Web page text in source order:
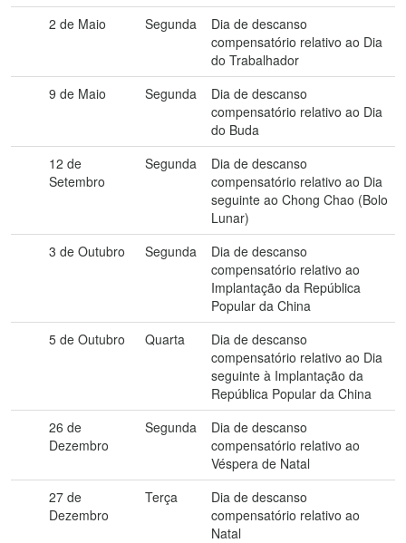
2 de Maio
Segunda
Dia de descanso
compensatório relativo ao Dia
do Trabalhador
9 de Maio
Segunda
Dia de descanso
compensatório relativo ao Dia
do Buda
12 de
Setembro
Segunda
Dia de descanso
compensatório relativo ao Dia
seguinte ao Chong Chao (Bolo
Lunar)
3 de Outubro
Segunda
Dia de descanso
compensatório relativo ao
Implantação da República
Popular da China
5 de Outubro
Quarta
Dia de descanso
compensatório relativo ao Dia
seguinte à Implantação da
República Popular da China
26 de
Dezembro
Segunda
Dia de descanso
compensatório relativo ao
Véspera de Natal
27 de
Dezembro
Terça
Dia de descanso
compensatório relativo ao
Natal